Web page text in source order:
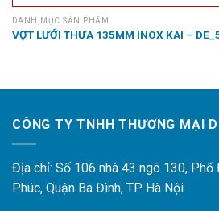
DANH MỤC SẢN PHẨM
VỢT LƯỚI THƯA 135MM INOX KAI –
CÔNG TY TNHH THƯƠNG MẠI
Địa chỉ: Số 106 nhà 43 ngõ 130,
Phúc, Quận Ba Đình, TP Hà Nội